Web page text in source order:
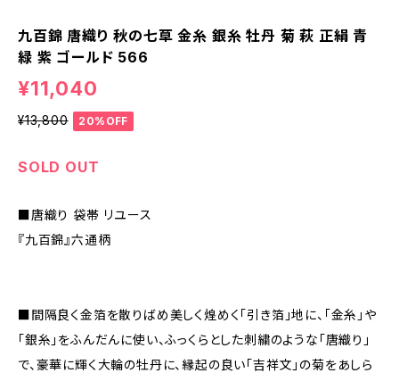
九百錦 唐織り 秋の七草 金糸 銀糸 牡丹 菊 萩 正絹 青
緑 紫 ゴールド 566
¥11,040
¥13,800 20%OFF
SOLD OUT
■唐織り 袋帯 リユース
『九百錦』六通柄
■間隔良く金箔を散りばめ美しく煌めく「引き箔」地に、「金糸」や
「銀糸」をふんだんに使い、ふっくらとした刺繍のような「唐織り」
で、豪華に輝く大輪の牡丹に、縁起の良い「吉祥文」の菊をあしら